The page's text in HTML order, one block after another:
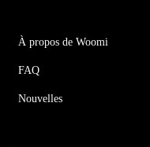
À propos de Woomi
FAQ
Nouvelles